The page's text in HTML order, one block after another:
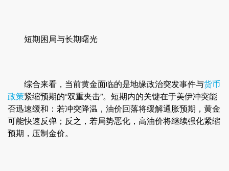
短期困局与长期曙光
综合来看，当前黄金面临的是地缘政治突发事件与货币
政策紧缩预期的“双重夹击”。短期内的关键在于美伊冲突能
否迅速缓和：若冲突降温，油价回落将缓解通胀预期，黄金
可能快速反弹；反之，若局势恶化，高油价将继续强化紧缩
预期，压制金价。